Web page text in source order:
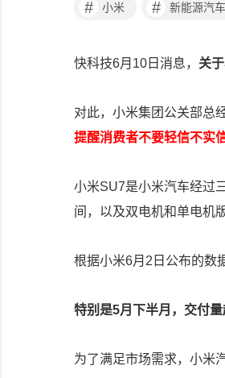
# 小米 # 新能源汽车
快科技6月10日消息， 关
对此，小米集团公关部总
提醒消费者不要轻信不实信
小米SU7是小米汽车经过
间，以及双电机和单电机
根据小米6月2日公布的数
特别是5月下半月，交付
为了满足市场需求，小米